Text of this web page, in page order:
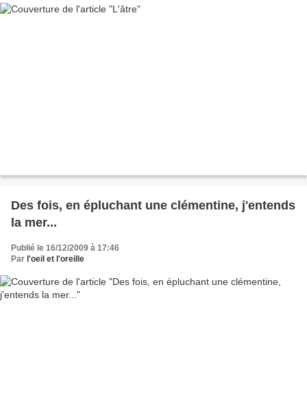
Des fois, en épluchant une clémentine, j'entends
la mer...
Publié le 16/12/2009 à 17:46
Par l'oeil et l'oreille